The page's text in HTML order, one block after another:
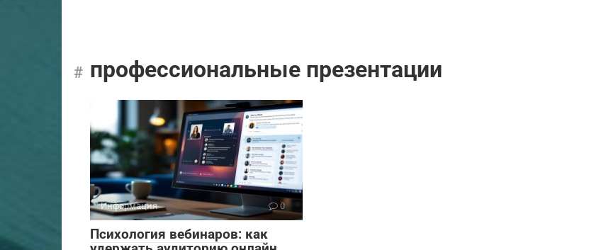
профессиональные презентации
Информация 0
Психология вебинаров: как